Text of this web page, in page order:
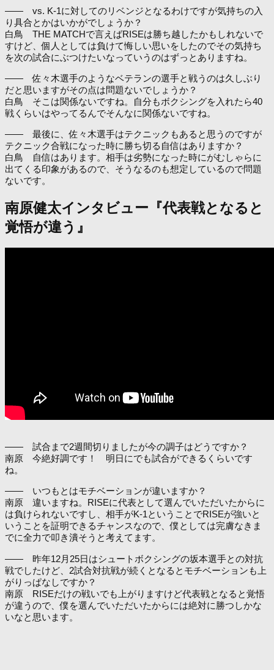
―― vs. K-1に対してのリベンジとなるわけですが気持ちの入
り具合とかはいかがでしょうか？
白鳥 THE MATCHで言えばRISEは勝ち越したかもしれないで
すけど、個人としては負けて悔しい思いをしたのでその気持ち
を次の試合にぶつけたいなっていうのはずっとありますね。
―― 佐々木選手のようなベテランの選手と戦うのは久しぶり
だと思いますがその点は問題ないでしょうか？
白鳥 そこは関係ないですね。自分もボクシングを入れたら40
戦くらいはやってるんでそんなに関係ないですね。
―― 最後に、佐々木選手はテクニックもあると思うのですが
テクニック合戦になった時に勝ち切る自信はありますか？
白鳥 自信はあります。相手は劣勢になった時にがむしゃらに
出てくる印象があるので、そうなるのも想定しているので問題
ないです。
南原健太インタビュー『代表戦となると
覚悟が違う』
―― 試合まで2週間切りましたが今の調子はどうですか？
南原 今絶好調です！ 明日にでも試合ができるくらいです
ね。
―― いつもとはモチベーションが違いますか？
南原 違いますね。RISEに代表として選んでいただいたからに
は負けられないですし、相手がK-1ということでRISEが強いと
いうことを証明できるチャンスなので、僕としては完膚なきま
でに全力で叩き潰そうと考えてます。
―― 昨年12月25日はシュートボクシングの坂本選手との対抗
戦でしたけど、2試合対抗戦が続くとなるとモチベーションも上
がりっぱなしですか？
南原 RISEだけの戦いでも上がりますけど代表戦となると覚悟
が違うので、僕を選んでいただいたからには絶対に勝つしかな
いなと思います。